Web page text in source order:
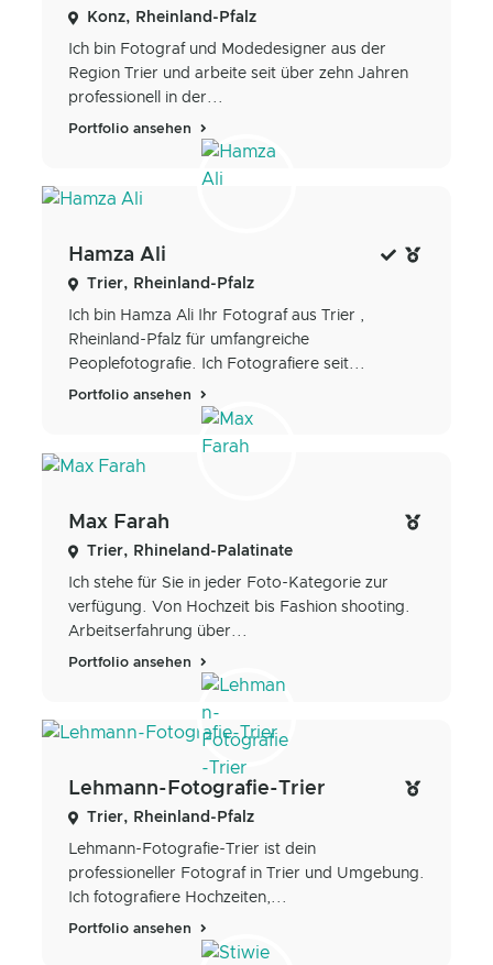
Konz, Rheinland-Pfalz
Ich bin Fotograf und Modedesigner aus der
Region Trier und arbeite seit über zehn Jahren
professionell in der...
Portfolio ansehen
Hamza Ali
Trier, Rheinland-Pfalz
Ich bin Hamza Ali Ihr Fotograf aus Trier ,
Rheinland-Pfalz für umfangreiche
Peoplefotografie. Ich Fotografiere seit...
Portfolio ansehen
Max Farah
Trier, Rhineland-Palatinate
Ich stehe für Sie in jeder Foto-Kategorie zur
verfügung. Von Hochzeit bis Fashion shooting.
Arbeitserfahrung über...
Portfolio ansehen
Lehmann-Fotografie-Trier
Trier, Rheinland-Pfalz
Lehmann-Fotografie-Trier ist dein
professioneller Fotograf in Trier und Umgebung.
Ich fotografiere Hochzeiten,...
Portfolio ansehen